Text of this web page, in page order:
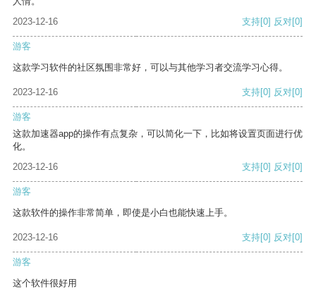
2023-12-16
支持[0] 反对[0]
游客
这款学习软件的社区氛围非常好，可以与其他学习者交流学习心得。
2023-12-16 支持[0] 反对[0]
游客
这款加速器app的操作有点复杂，可以简化一下，比如将设置页面进行优
化。
2023-12-16
支持[0] 反对[0]
游客
这款软件的操作非常简单，即使是小白也能快速上手。
2023-12-16 支持[0] 反对[0]
游客
这个软件很好用